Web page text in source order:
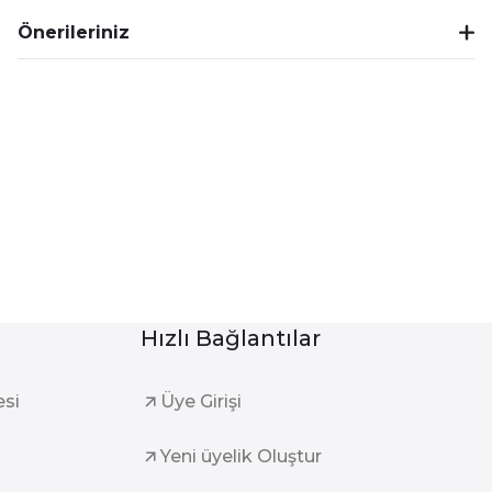
Önerileriniz
Hızlı Bağlantılar
Üye Girişi
Yeni üyelik Oluştur